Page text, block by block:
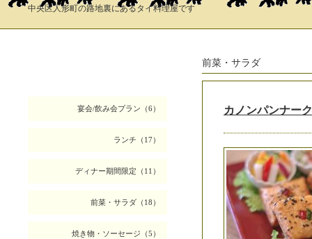
中央区人形町の路地裏にあるタイ料理屋です
宴会/飲み会プラン（6）
ランチ（17）
ディナー期間限定（11）
前菜・サラダ（18）
焼き物・ソーセージ（5）
前菜・サラダ
カノンパンナー